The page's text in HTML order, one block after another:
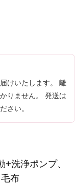
けいたします。 離
りません。 発送は
さい。
洗浄ポンプ、
布